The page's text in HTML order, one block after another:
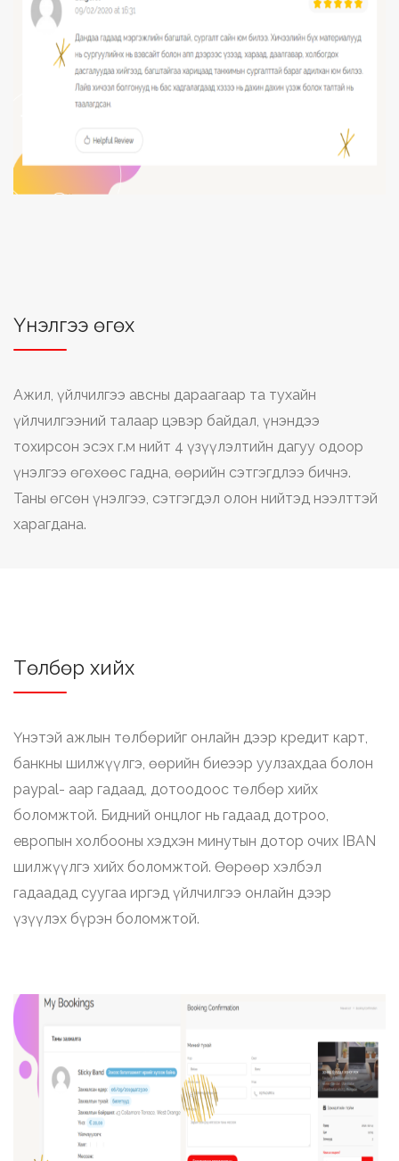
Үнэлгээ өгөх
Ажил, үйлчилгээ авсны дараагаар та тухайн
үйлчилгээний талаар цэвэр байдал, үнэндээ
тохирсон эсэх г.м нийт 4 үзүүлэлтийн дагуу одоор
үнэлгээ өгөхөөс гадна, өөрийн сэтгэгдлээ бичнэ.
Таны өгсөн үнэлгээ, сэтгэгдэл олон нийтэд нээлттэй
харагдана.
Төлбөр хийх
Үнэтэй ажлын төлбөрийг онлайн дээр кредит карт,
банкны шилжүүлгэ, өөрийн биеээр уулзахдаа болон
paypal- аар гадаад, дотоодоос төлбөр хийх
боломжтой. Бидний онцлог нь гадаад дотроо,
европын холбооны хэдхэн минутын дотор очих IBAN
шилжүүлгэ хийх боломжтой. Өөрөөр хэлбэл
гадаадад суугаа иргэд үйлчилгээ онлайн дээр
үзүүлэх бүрэн боломжтой.